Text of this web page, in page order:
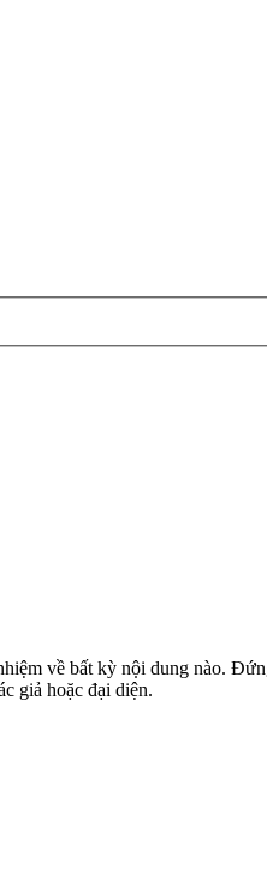
về bất kỳ nội dung nào.
giả hoặc đại diện.